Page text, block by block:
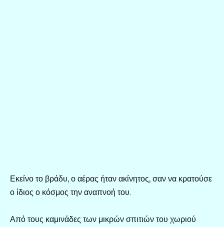
Εκείνο το βράδυ, ο αέρας ήταν ακίνητος, σαν να κρατούσε
ο ίδιος ο κόσμος την αναπνοή του.
Από τους καμινάδες των μικρών σπιτιών του χωριού